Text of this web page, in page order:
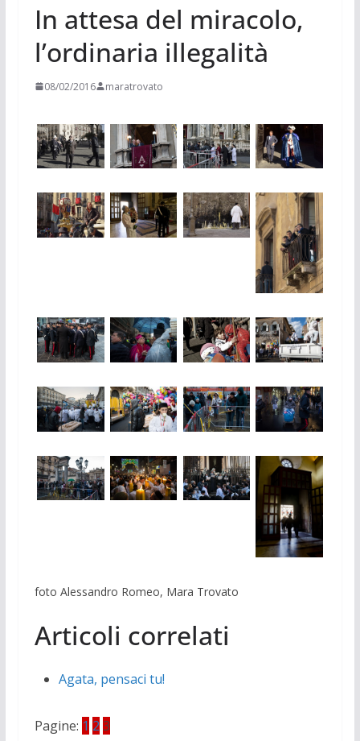
In attesa del miracolo,
l’ordinaria illegalità
08/02/2016 maratrovato
foto Alessandro Romeo, Mara Trovato
Articoli correlati
Agata, pensaci tu!
Pagine: 1 2 3